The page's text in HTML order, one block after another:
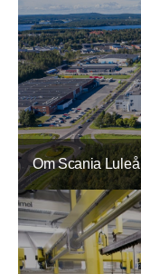
Om Scania Luleå